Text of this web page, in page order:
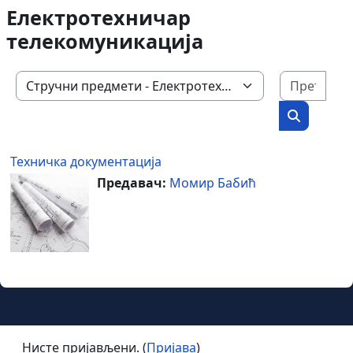
Електротехничар
телекомуникација
Категорије курсева
Техничка документација
Предавач: Момир Бабић
Нисте пријављени. (Пријава)